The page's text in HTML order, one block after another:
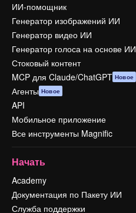
ИИ-помощник
Генератор изображений ИИ
Генератор видео ИИ
Генератор голоса на основе ИИ
Стоковый контент
MCP для Claude/ChatGPT Новое
Агенты Новое
API
Мобильное приложение
Все инструменты Magnific
Начать
Academy
Документация по Пакету ИИ
Служба поддержки